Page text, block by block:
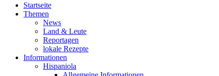
Startseite
Themen
News
Land & Leute
Reportagen
lokale Rezepte
Informationen
Hispaniola